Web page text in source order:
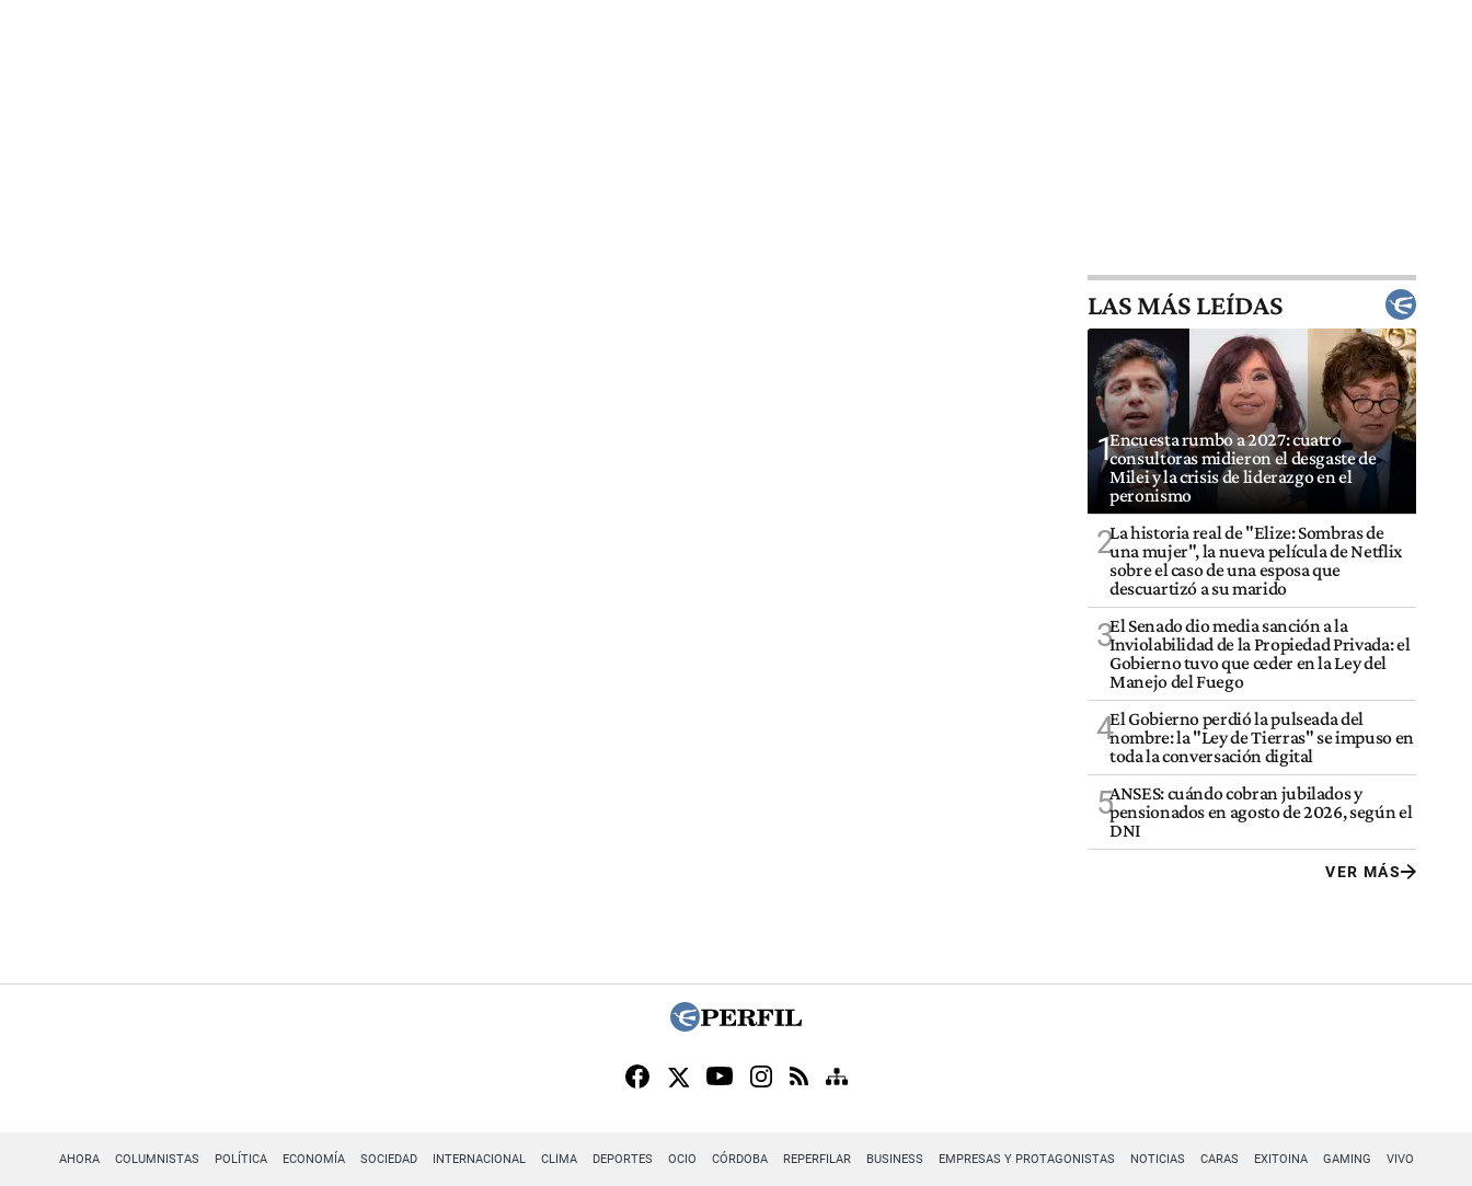
LAS MÁS LEÍDAS
1Encuesta rumbo a 2027: cuatro
consultoras midieron el desgaste de
Milei y la crisis de liderazgo en el
peronismo
2La historia real de "Elize: Sombras de
una mujer", la nueva película de Netflix
sobre el caso de una esposa que
descuartizó a su marido
3El Senado dio media sanción a la
Inviolabilidad de la Propiedad Privada: el
Gobierno tuvo que ceder en la Ley del
Manejo del Fuego
4El Gobierno perdió la pulseada del
nombre: la "Ley de Tierras" se impuso en
toda la conversación digital
5ANSES: cuándo cobran jubilados y
pensionados en agosto de 2026, según el
DNI
VER MÁS
AHORA COLUMNISTAS POLÍTICA ECONOMÍA SOCIEDAD INTERNACIONAL CLIMA DEPORTES OCIO CÓRDOBA REPERFILAR BUSINESS EMPRESAS Y PROTAGONISTAS NOTICIAS CARAS EXITOINA GAMING VIVO